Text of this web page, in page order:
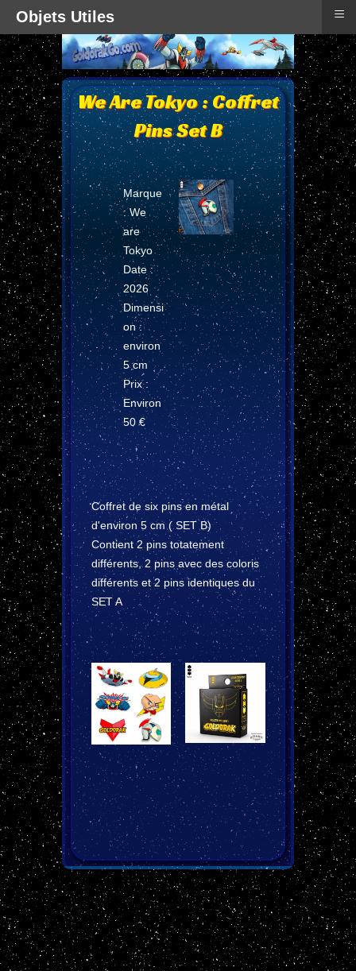
We Are Tokyo : Coffret
Pins Set B
Marque
: We
are
Tokyo
Date :
2026
Dimensi
on :
environ
5 cm
Prix :
Environ
50 €
Coffret de six pins en métal
d'environ 5 cm ( SET B)
Contient 2 pins totatement
différents, 2 pins avec des coloris
différents et 2 pins identiques du
SET A
Objets Utiles ≡